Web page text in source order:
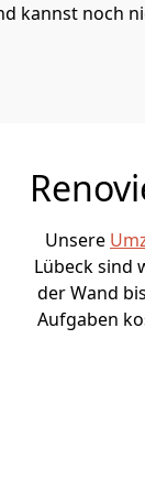
kannst noch
Unsere
Lübeck sind
der Wand
Aufgaben